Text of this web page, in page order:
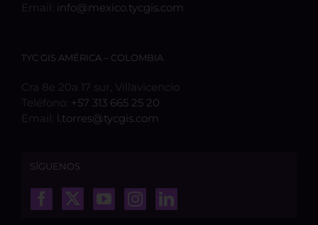
Email: info@mexico.tycgis.com
TYC GIS AMÉRICA – COLOMBIA
Cra 8e 20a 17 sur, Villavicencio
Teléfono: +57 313 665 25 20
Email: l.torres@tycgis.com
SÍGUENOS